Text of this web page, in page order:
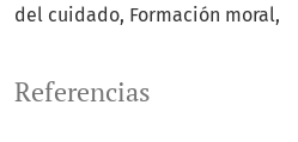
del cuidado Formación moral
Referencias